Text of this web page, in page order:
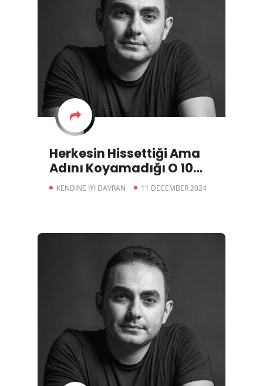
Herkesin Hissettiği Ama
Adını Koyamadığı O 10
Duygu
KENDINE İYI DAVRAN 11 DECEMBER 2024